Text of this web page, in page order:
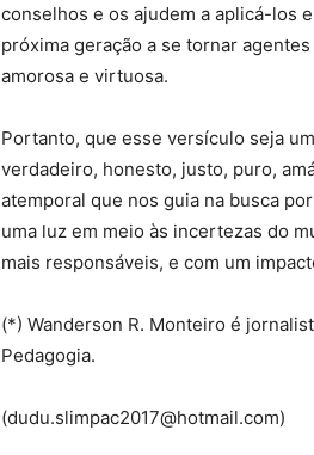
conselhos e os ajudem a aplicá-los
próxima geração a se tornar
amorosa e virtuosa.
Portanto, que esse versículo seja
verdadeiro, honesto, justo, puro,
atemporal que nos guia na busca
uma luz em meio às incertezas do
mais responsáveis, e com um
(*) Wanderson R. Monteiro é
Pedagogia.
(dudu.slimpac2017@hotmail.com)